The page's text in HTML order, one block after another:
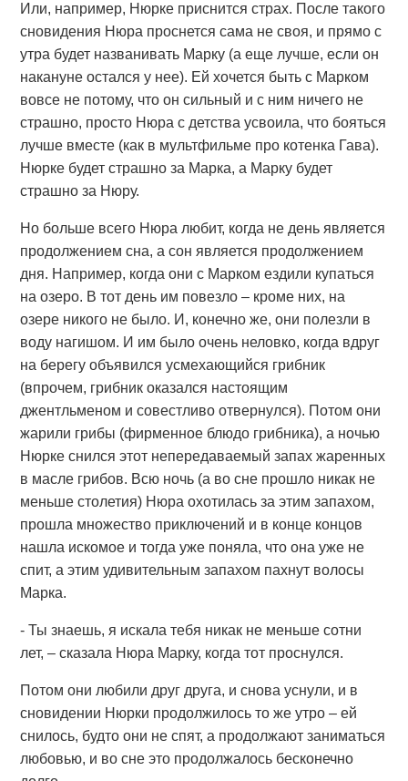
Или, например, Нюрке приснится страх. После такого
сновидения Нюра проснется сама не своя, и прямо с
утра будет названивать Марку (а еще лучше, если он
накануне остался у нее). Ей хочется быть с Марком
вовсе не потому, что он сильный и с ним ничего не
страшно, просто Нюра с детства усвоила, что бояться
лучше вместе (как в мультфильме про котенка Гава).
Нюрке будет страшно за Марка, а Марку будет
страшно за Нюру.
Но больше всего Нюра любит, когда не день является
продолжением сна, а сон является продолжением
дня. Например, когда они с Марком ездили купаться
на озеро. В тот день им повезло – кроме них, на
озере никого не было. И, конечно же, они полезли в
воду нагишом. И им было очень неловко, когда вдруг
на берегу объявился усмехающийся грибник
(впрочем, грибник оказался настоящим
джентльменом и совестливо отвернулся). Потом они
жарили грибы (фирменное блюдо грибника), а ночью
Нюрке снился этот непередаваемый запах жаренных
в масле грибов. Всю ночь (а во сне прошло никак не
меньше столетия) Нюра охотилась за этим запахом,
прошла множество приключений и в конце концов
нашла искомое и тогда уже поняла, что она уже не
спит, а этим удивительным запахом пахнут волосы
Марка.
- Ты знаешь, я искала тебя никак не меньше сотни
лет, – сказала Нюра Марку, когда тот проснулся.
Потом они любили друг друга, и снова уснули, и в
сновидении Нюрки продолжилось то же утро – ей
снилось, будто они не спят, а продолжают заниматься
любовью, и во сне это продолжалось бесконечно